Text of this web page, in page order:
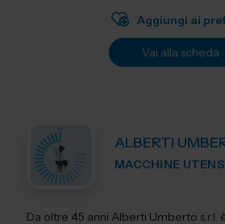
Aggiungi ai
Vai alla scheda
ALBERTI
MACCHINE
Da oltre 45 anni Alberti Umberto s.r.l.